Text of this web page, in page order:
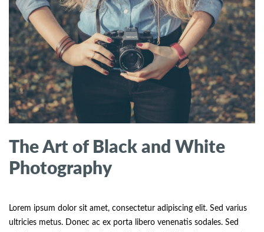
The Art of Black and White
Photography
Lorem ipsum dolor sit amet, consectetur adipiscing elit. Sed varius
ultricies metus. Donec ac ex porta libero venenatis sodales. Sed